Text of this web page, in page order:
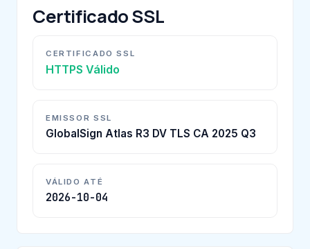
Certificado SSL
CERTIFICADO SSL
HTTPS Válido
EMISSOR SSL
GlobalSign Atlas R3 DV TLS CA 2025 Q3
VÁLIDO ATÉ
2026-10-04